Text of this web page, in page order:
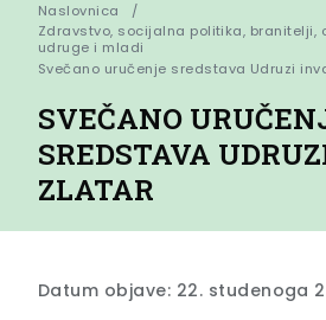
Naslovnica
Zdravstvo, socijalna politika, branitelji,
udruge i mladi
Svečano uručenje sredstava Udruzi
SVEČANO
SREDSTAVA
ZLATAR
Datum objave: 22. studenoga